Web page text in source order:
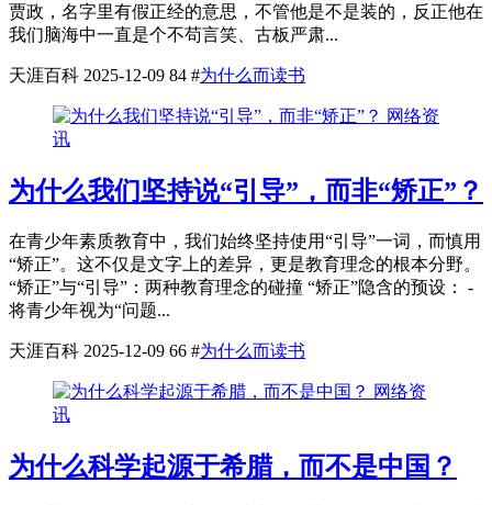
贾政，名字里有假正经的意思，不管他是不是装的，反正他在
我们脑海中一直是个不苟言笑、古板严肃...
天涯百科 2025-12-09 84 #为什么而读书
网络资
讯
为什么我们坚持说“引导”，而非“矫正”？
在青少年素质教育中，我们始终坚持使用“引导”一词，而慎用
“矫正”。这不仅是文字上的差异，更是教育理念的根本分野。
“矫正”与“引导”：两种教育理念的碰撞 “矫正”隐含的预设： -
将青少年视为“问题...
天涯百科 2025-12-09 66 #为什么而读书
网络资
讯
为什么科学起源于希腊，而不是中国？